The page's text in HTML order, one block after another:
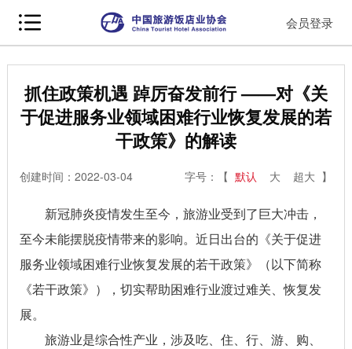
会员登录
抓住政策机遇 踔厉奋发前行 ——对《关
于促进服务业领域困难行业恢复发展的若
干政策》的解读
创建时间：2022-03-04 字号：【 默认 大 超大 】
新冠肺炎疫情发生至今，旅游业受到了巨大冲击，
至今未能摆脱疫情带来的影响。近日出台的《关于促进
服务业领域困难行业恢复发展的若干政策》（以下简称
《若干政策》），切实帮助困难行业渡过难关、恢复发
展。
旅游业是综合性产业，涉及吃、住、行、游、购、